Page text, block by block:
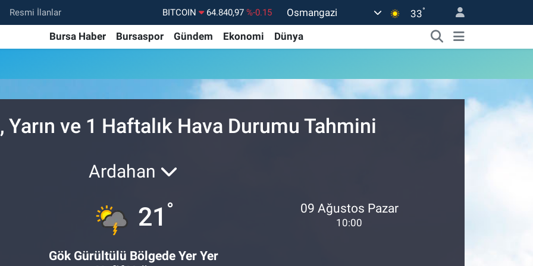
Resmi İlanlar BITCOIN 64.840,97 %-0.15
DOLAR
47,7436 %0.18
STERLİN
64,4811 %0.38
GRAM ALTIN
6660.55 %0
BİST100
13.779 %-14
Osmangazi 33°
Bursa Haber Bursaspor Gündem Ekonomi Dünya
Yarın ve 1 Haftalık Hava Durumu Tahmini
Ardahan
21 °
Gök Gürültülü Bölgede Yer Yer
09 Ağustos Pazar
10:00